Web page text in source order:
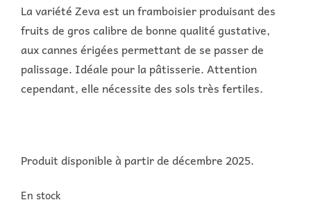
La variété Zeva est un framboisier produisant des
fruits de gros calibre de bonne qualité gustative,
aux cannes érigées permettant de se passer de
palissage. Idéale pour la pâtisserie. Attention
cependant, elle nécessite des sols très fertiles.
Produit disponible à partir de décembre 2025.
En stock